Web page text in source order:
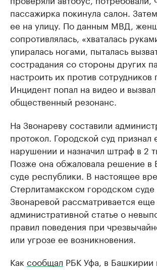
пассажирка покинула салон.
ее на улицу. По данным МВД,
сопротивлялась, «хваталась
упиралась ногами, пыталась
сострадания со стороны других
настроить их против сотрудников
Инцидент попал на видео и вызвал
общественный резонанс.
На Звонареву составили
протокол. Городской суд признал
нарушении и назначил штраф в 2
Позже она обжаловала решение в
суде республики. В настоящее
Стерлитамакском городском
Звонаревой рассматривается
административной статье о
правил поведения при
или угрозе ее возникновения.
Как сообщал РБК Уфа, в Башкирии